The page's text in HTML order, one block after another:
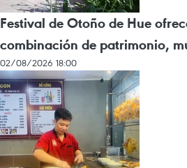
Festival de Otoño de Hue
combinación de patrimonio,
02/08/2026 18:00